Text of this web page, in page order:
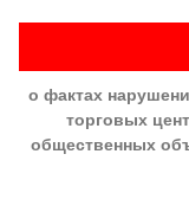
о фактах
торговых
общественных